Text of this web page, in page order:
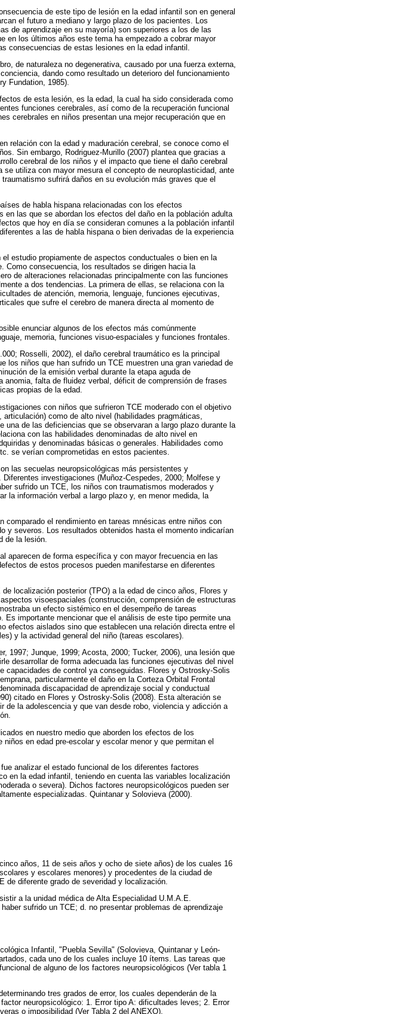
de este tipo de lesión en la edad infantil son en general
el futuro a mediano y largo plazo de los pacientes. Los
de aprendizaje en su mayoría) son superiores a los de las
en los últimos años este tema ha empezado a cobrar mayor
consecuencias de estas lesiones en la edad infantil.
de naturaleza no degenerativa, causado por una fuerza externa,
dando como resultado un deterioro del funcionamiento
Fundation, 1985).
de esta lesión, es la edad, la cual ha sido considerada como
funciones cerebrales, así como de la recuperación funcional
cerebrales en niños presentan una mejor recuperación que en
relación con la edad y maduración cerebral, se conoce como el
Sin embargo, Rodriguez-Murillo (2007) plantea que gracias a
cerebral de los niños y el impacto que tiene el daño cerebral
utiliza con mayor mesura el concepto de neuroplasticidad, ante
sufrirá daños en su evolución más graves que el
de habla hispana relacionadas con los efectos
las que se abordan los efectos del daño en la población adulta
que hoy en día se consideran comunes a la población infantil
a las de habla hispana o bien derivadas de la experiencia
estudio propiamente de aspectos conductuales o bien en la
consecuencia, los resultados se dirigen hacia la
de alteraciones relacionadas principalmente con las funciones
a dos tendencias. La primera de ellas, se relaciona con la
de atención, memoria, lenguaje, funciones ejecutivas,
que sufre el cerebro de manera directa al momento de
enunciar algunos de los efectos más comúnmente
memoria, funciones visuo-espaciales y funciones frontales.
Rosselli, 2002), el daño cerebral traumático es la principal
los niños que han sufrido un TCE muestren una gran variedad de
de la emisión verbal durante la etapa aguda de
falta de fluidez verbal, déficit de comprensión de frases
propias de la edad.
con niños que sufrieron TCE moderado con el objetivo
como de alto nivel (habilidades pragmáticas,
de las deficiencias que se observaran a largo plazo durante la
con las habilidades denominadas de alto nivel en
y denominadas básicas o generales. Habilidades como
se verían comprometidas en estos pacientes.
las secuelas neuropsicológicas más persistentes y
investigaciones (Muñoz-Cespedes, 2000; Molfese y
sufrido un TCE, los niños con traumatismos moderados y
la información verbal a largo plazo y, en menor medida, la
comparado el rendimiento en tareas mnésicas entre niños con
y severos. Los resultados obtenidos hasta el momento indicarían
de la lesión.
aparecen de forma específica y con mayor frecuencia en las
de estos procesos pueden manifestarse en diferentes
localización posterior (TPO) a la edad de cinco años, Flores y
visoespaciales (construcción, comprensión de estructuras
un efecto sistémico en el desempeño de tareas
importante mencionar que el análisis de este tipo permite una
efectos aislados sino que establecen una relación directa entre el
y la actividad general del niño (tareas escolares).
1997; Junque, 1999; Acosta, 2000; Tucker, 2006), una lesión que
desarrollar de forma adecuada las funciones ejecutivas del nivel
capacidades de control ya conseguidas. Flores y Ostrosky-Solis
particularmente el daño en la Corteza Orbital Frontal
discapacidad de aprendizaje social y conductual
citado en Flores y Ostrosky-Solis (2008). Esta alteración se
de la adolescencia y que van desde robo, violencia y adicción a
en nuestro medio que aborden los efectos de los
en edad pre-escolar y escolar menor y que permitan el
analizar el estado funcional de los diferentes factores
en la edad infantil, teniendo en cuenta las variables localización
o severa). Dichos factores neuropsicológicos pueden ser
especializadas. Quintanar y Solovieva (2000).
años, 11 de seis años y ocho de siete años) de los cuales 16
y escolares menores) y procedentes de la ciudad de
de diferente grado de severidad y localización.
a la unidad médica de Alta Especialidad U.M.A.E.
sufrido un TCE; d. no presentar problemas de aprendizaje
Infantil, "Puebla Sevilla" (Solovieva, Quintanar y León-
cada uno de los cuales incluye 10 ítems. Las tareas que
de alguno de los factores neuropsicológicos (Ver tabla 1
tres grados de error, los cuales dependerán de la
neuropsicológico: 1. Error tipo A: dificultades leves; 2. Error
o imposibilidad (Ver Tabla 2 del ANEXO).